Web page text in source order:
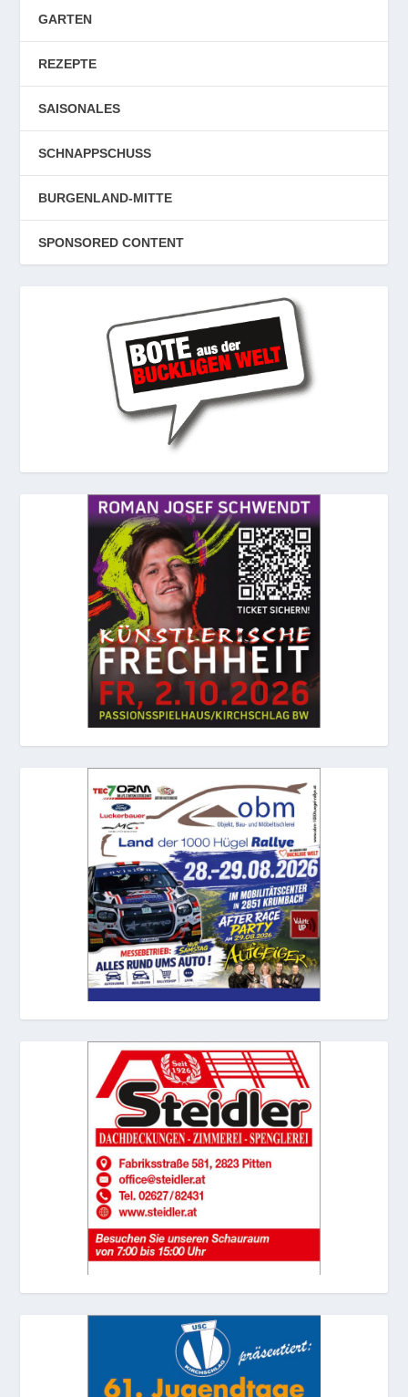
GARTEN
REZEPTE
SAISONALES
SCHNAPPSCHUSS
BURGENLAND-MITTE
SPONSORED CONTENT